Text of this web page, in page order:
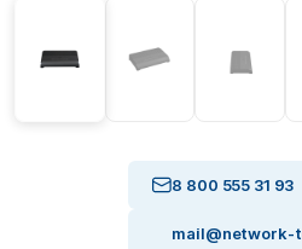
8 800 555 31 93
mail@network-